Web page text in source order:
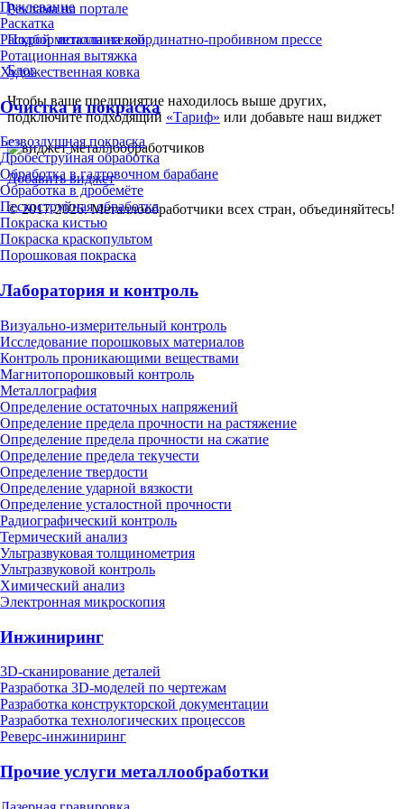
Пуклевание
Раскатка
Раскрой металла на координатно-пробивном прессе
Ротационная вытяжка
Художественная ковка
Очистка и покраска
Безвоздушная покраска
Дробеструйная обработка
Обработка в галтовочном барабане
Обработка в дробемёте
Пескоструйная обработка
Покраска кистью
Покраска краскопультом
Порошковая покраска
Лаборатория и контроль
Визуально-измерительный контроль
Исследование порошковых материалов
Контроль проникающими веществами
Магнитопорошковый контроль
Металлография
Определение остаточных напряжений
Определение предела прочности на растяжение
Определение предела прочности на сжатие
Определение предела текучести
Определение твердости
Определение ударной вязкости
Определение усталостной прочности
Радиографический контроль
Термический анализ
Ультразвуковая толщинометрия
Ультразвуковой контроль
Химический анализ
Электронная микроскопия
Инжиниринг
3D-сканирование деталей
Разработка 3D-моделей по чертежам
Разработка конструкторской документации
Разработка технологических процессов
Реверс-инжиниринг
Прочие услуги металлообработки
Реклама на портале
Подбор исполнителей
Блог
Чтобы ваше предприятие находилось выше других,
подключите подходящий «Тариф» или добавьте наш виджет
Добавить виджет
© 2017-2026. Металлообработчики всех стран, объединяйтесь!